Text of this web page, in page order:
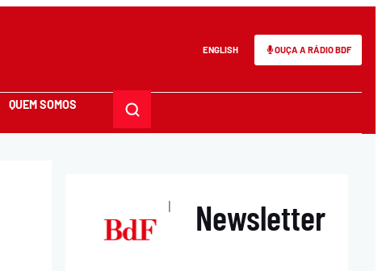
ENGLISH OUÇA A RÁDIO BDF
QUEM SOMOS
| Newsletter